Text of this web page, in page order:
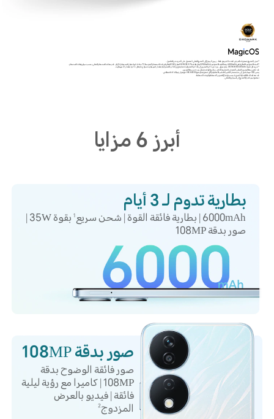
*صور المنتج ومحتويات العرض مُقدمة كمرجع فقط. يرجى الرجوع إلى المنتج الفعلي للحصول على المزيد من التفاصيل.
*السعة النموذجية للبطارية هي6000mAh بينما القيمة النموذجية .5900mAh اجتاز هاتف HONOR X7b اختبار DXO للبطارية، وقت الاستخدام المتوسط 72 ساعة، تلبية معيار الاستخدام لـ 3 أيام. قد يختلف الاستخدام الفعلي بحسب سيناريوهات الاستخدام.
*من خلال تقنية HONOR RAM Turbo، يتم تحويل جزء من ذاكرة التخزين إلى الذاكرة العشوائية، مما يعني أن الذاكرة العشوائية بمقدار 6 جيجابايت تساوي ما يعادل ذاكرة بمقدار 12 جيجابايت.
قد تكون سعة التخزين الداخلي المتوفرة أصغر وذلك لأن برنامج الهاتف تشغل جزء من سعة التخزين.
يشير 108 ميجابكسل إلى مستشعر الكاميرا الأساسية الخلفية، والتي تدعم أيضاً وضع HIGH-RES مع خوارزمية الذكاء الاصطناعي.
قد تختلف الدقة الفعلية للصورة بحسب أوضاع التصوير المختلفة والبيئات المختلفة.
تخضع تجربة مزايا المنتج إلى السيناريو الفعلي.
أبرز 6 مزايا
بطارية تدوم لـ 3 أيام
6000mAh | بطارية فائقة القوة | شحن سريع 1 بقوة 35W |
صور بدقة 108MP
صور بدقة 108MP
صور فائقة الوضوح بدقة
108MP | كاميرا مع رؤية ليلية
فائقة | فيديو بالعرض
المزدوج2